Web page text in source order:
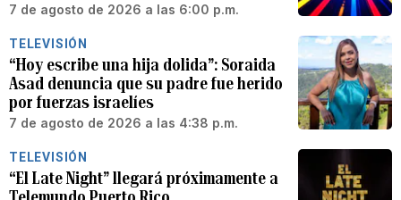
7 de agosto de 2026 a las 6:00 p.m.
TELEVISIÓN
“Hoy escribe una hija dolida”: Soraida
Asad denuncia que su padre fue herido
por fuerzas israelíes
7 de agosto de 2026 a las 4:38 p.m.
TELEVISIÓN
“El Late Night” llegará próximamente a